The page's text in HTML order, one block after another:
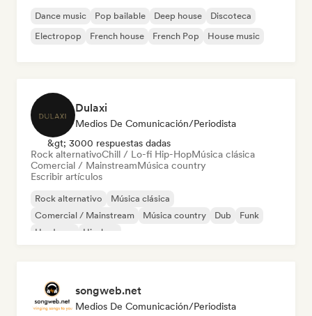
Dance music Pop bailable Deep house
Discoteca
Electropop
French house French Pop House music
Dulaxi
Medios De Comunicación/Periodista
&gt; 3000 respuestas dadas
Rock alternativoChill / Lo-fi Hip-HopMúsica clásica
Comercial / MainstreamMúsica country
Escribir artículos
Rock alternativo
Música clásica
Comercial / Mainstream
Música country Dub
Funk
Hardcore
Hip-hop
songweb.net
Medios De Comunicación/Periodista